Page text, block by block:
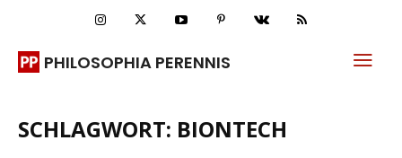
PHILOSOPHIA PERENNIS
SCHLAGWORT: BIONTECH